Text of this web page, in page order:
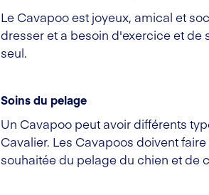
Le Cavapoo est joyeux, amical et
dresser et a besoin d'exercice et de
seul.
Soins du pelage
Un Cavapoo peut avoir différents
Cavalier. Les Cavapoos doivent
souhaitée du pelage du chien et de